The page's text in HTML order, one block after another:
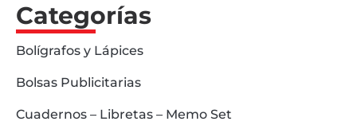
Categorías
Bolígrafos y Lápices
Bolsas Publicitarias
Cuadernos – Libretas – Memo Set